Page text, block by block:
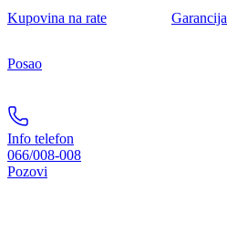
Kupovina na rate
Posao
Garancija
Info telefon
066/008-008
Pozovi